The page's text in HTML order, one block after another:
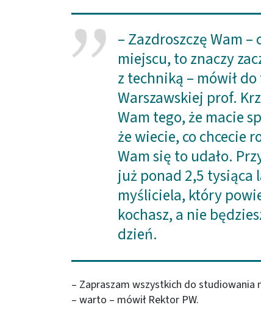
– Zazdroszczę Wam
miejscu, to znaczy
z techniką – mówił
Warszawskiej prof.
Wam tego, że macie
że wiecie, co chcecie
Wam się to udało.
już ponad 2,5 tysiąca
myśliciela, który
kochasz, a nie
dzień.
– Zapraszam wszystkich do studiowania
– warto – mówił Rektor PW.